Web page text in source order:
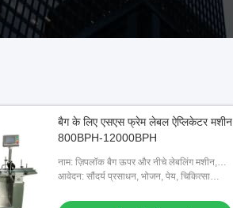
बैग के लिए एसएस फ्रेम लेबल ऐप्लिकेटर मशीन
800BPH-12000BPH
नाम: ज़िपलॉक बैग ऊपर और नीचे लेबलिंग मशीन,
बॉक्स लेबलिंग मशीन
आवेदन: सौंदर्य प्रसाधन, भोजन, पेय, चिकित्सा